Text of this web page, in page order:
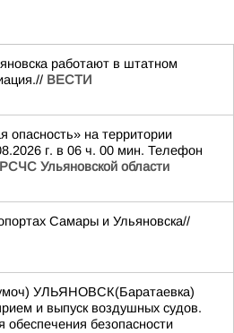
работают в штатном
ВЕСТИ
опасность» на территории
г. в 06 ч. 00 мин. Телефон
РСЧС Ульяновской области
Самары и Ульяновска//
УЛЬЯНОВСК(Баратаевка)
и выпуск воздушных судов.
безопасности